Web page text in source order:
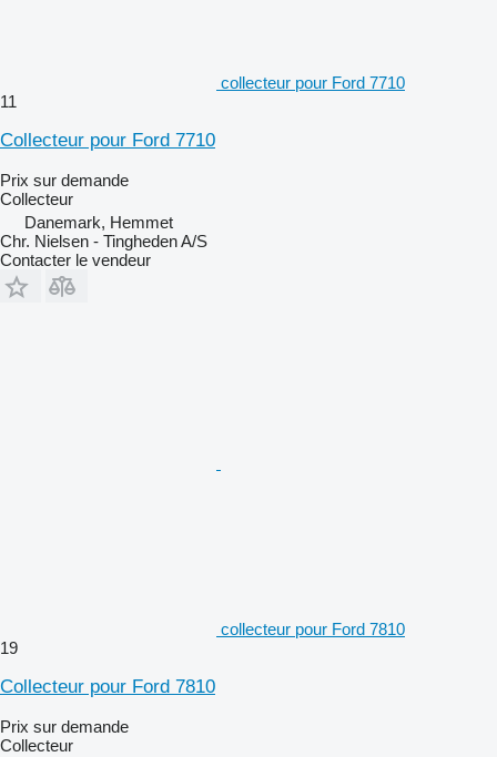
collecteur pour Ford 7710
11
Collecteur pour Ford 7710
Prix sur demande
Collecteur
Danemark, Hemmet
Chr. Nielsen - Tingheden A/S
Contacter le vendeur
collecteur pour Ford 7810
19
Collecteur pour Ford 7810
Prix sur demande
Collecteur